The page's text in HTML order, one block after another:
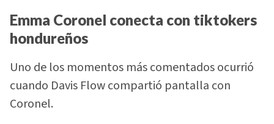
Emma Coronel conecta con tiktokers
hondureños
Uno de los momentos más comentados ocurrió
cuando Davis Flow compartió pantalla con
Coronel.